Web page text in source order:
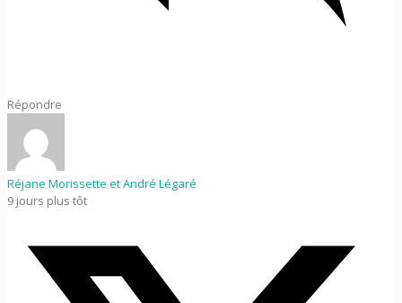
Répondre
Réjane Morissette et André Légaré
9 jours plus tôt